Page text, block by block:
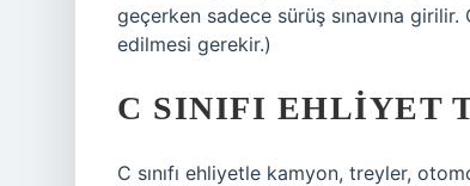
geçerken sadece sürüş sınavına
edilmesi gerekir.)
C SINIFI EHLIYET
C sınıfı ehliyetle kamyon, treyler,